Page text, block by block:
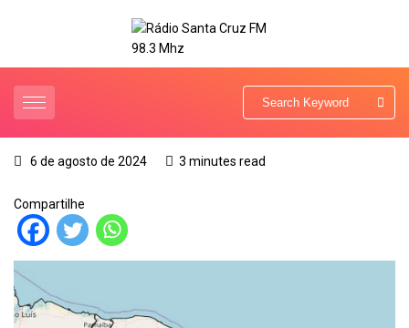
6 de agosto de 2024 3 minutes read
Compartilhe